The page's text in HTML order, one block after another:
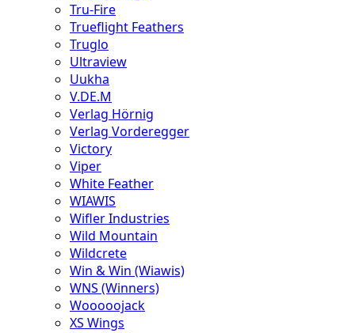
Tru-Fire
Trueflight Feathers
Truglo
Ultraview
Uukha
V.DE.M
Verlag Hörnig
Verlag Vorderegger
Victory
Viper
White Feather
WIAWIS
Wifler Industries
Wild Mountain
Wildcrete
Win & Win (Wiawis)
WNS (Winners)
Wooooojack
XS Wings